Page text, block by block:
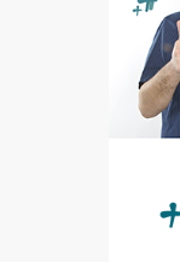
משרה מלאה